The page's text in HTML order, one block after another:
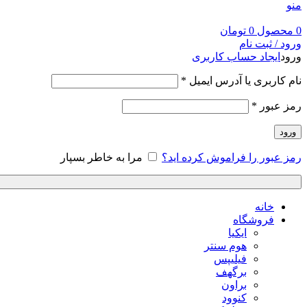
منو
0 محصول 0 تومان
ورود / ثبت نام
ورود ایجاد حساب کاربری
نام کاربری یا آدرس ایمیل *
رمز عبور *
ورود
رمز عبور را فراموش کرده اید؟ مرا به خاطر بسپار
خانه
فروشگاه
ایکیا
هوم سنتر
فیلیپس
برگهف
براون
کنوود